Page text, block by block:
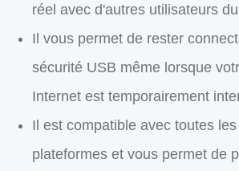
réel avec d'autres utilisateurs
Il vous permet de rester
sécurité USB même lorsque
Internet est temporairement
Il est compatible avec toutes
plateformes et vous permet de